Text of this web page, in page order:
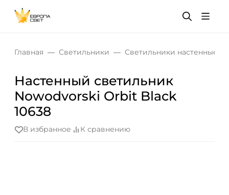
Главная Светильники Светильники настенные
Настенный светильник
Nowodvorski Orbit Black
10638
В избранное К сравнению